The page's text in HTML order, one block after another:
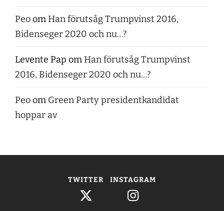
Peoom Han förutsåg Trumpvinst 2016,
Bidenseger 2020 och nu…?
Levente Pap om Han förutsåg Trumpvinst
2016, Bidenseger 2020 och nu…?
Peoom Green Party presidentkandidat
hoppar av
TWITTER INSTAGRAM